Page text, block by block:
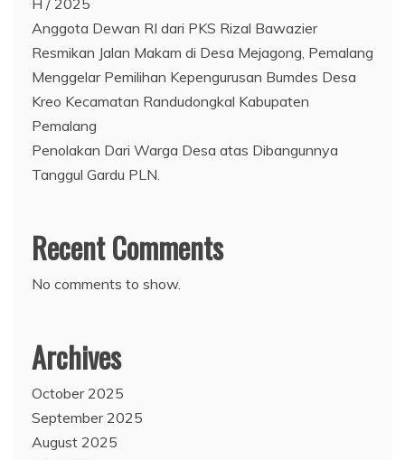
H / 2025
Anggota Dewan RI dari PKS Rizal Bawazier
Resmikan Jalan Makam di Desa Mejagong, Pemalang
Menggelar Pemilihan Kepengurusan Bumdes Desa
Kreo Kecamatan Randudongkal Kabupaten
Pemalang
Penolakan Dari Warga Desa atas Dibangunnya
Tanggul Gardu PLN.
Recent Comments
No comments to show.
Archives
October 2025
September 2025
August 2025